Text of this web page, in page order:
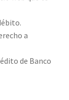
a
de Banco